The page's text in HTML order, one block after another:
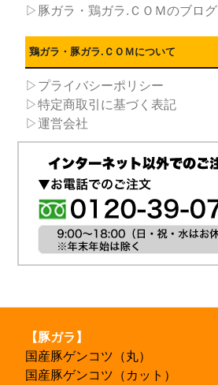
▷豚ガラ・鶏ガラ.ＣＯＭのブログ
鶏ガラ・豚ガラ.ＣＯＭについて
▷プライバシーポリシー
▷特定商取引に基づく表記
▷運営会社
【豚ガラ】
国産豚ゲンコツ（丸）
国産豚ゲンコツ（カット）